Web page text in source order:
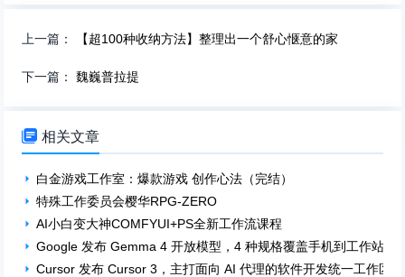
上一篇： 【超100种收纳方法】整理出一个舒心惬意的家
下一篇：魏巍普拉提
 相关文章
白金游戏工作室：爆款游戏 创作心法（完结）
特殊工作委员会樱华RPG-ZERO
AI小白变大神COMFYUI+PS全新工作流课程
Google 发布 Gemma 4 开放模型，4 种规格覆盖手机到工作站
Cursor 发布 Cursor 3，主打面向 AI 代理的软件开发统一工作区